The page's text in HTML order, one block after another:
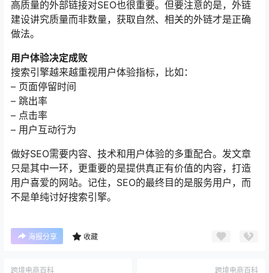
高质量的外部链接对SEO也很重要。但要注意的是，外链
建设讲究质量而非数量，获取自然、相关的外链才是正确
做法。
用户体验决定成败
搜索引擎越来越重视用户体验指标，比如：
– 页面停留时间
– 跳出率
– 点击率
– 用户互动行为
做好SEO需要内容、技术和用户体验的多重配合。发文章
只是其中一环，更重要的是提供真正有价值的内容，打造
用户喜爱的网站。记住，SEO的最终目的是服务用户，而
不是单纯讨好搜索引擎。
海报分享 收藏
跨境电商百科 跨境电商百科